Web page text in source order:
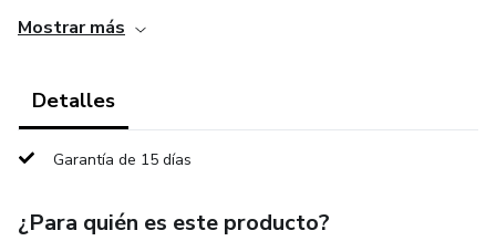
Mostrar más
Detalles
Garantía de 15 días
¿Para quién es este producto?